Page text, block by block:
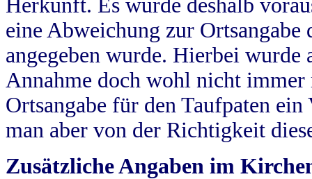
Herkunft. Es wurde deshalb
eine Abweichung zur
angegeben wurde. Hierbei wurde
Annahme doch wohl nicht
Ortsangabe für den Taufpaten
man aber von der Richtigkeit
Zusätzliche Angaben im